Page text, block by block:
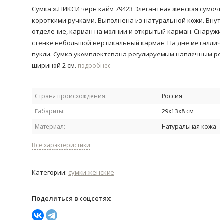
Сумка ж.ПИКСИ черн кайм 79423 Элегантная женская
короткими ручками. Выполнена из натуральной кожи.
отделение, карман на молнии и открытый карман.
стенке небольшой вертикальный карман. На дне
пукли. Сумка укомплектована регулируемым наплечным
шириной 2 см. подробнее
Страна происхождения:
Россия
Габариты:
29х13х8 см
Материал:
Натуральная кожа
Все характеристики
Категории: сумки женские
Поделиться в соцсетях: